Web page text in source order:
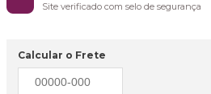
Site verificado com selo de segurança
Calcular o Frete